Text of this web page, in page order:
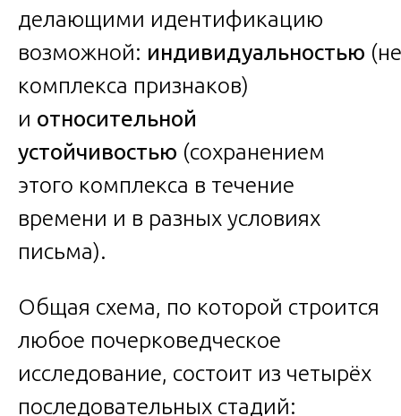
делающими идентификацию
возможной: индивидуальностью
комплекса признаков)
и относительной
устойчивостью (сохранением
этого комплекса в течение
времени и в разных условиях
письма).
Общая схема, по которой строится
любое почерковедческое
исследование, состоит из четырёх
последовательных стадий: